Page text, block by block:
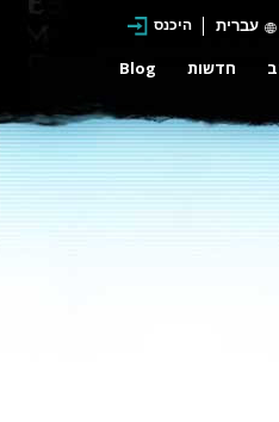
עברית היכנס
חדשות Blog